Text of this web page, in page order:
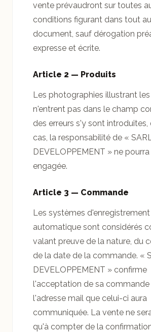
vente prévaudront sur toutes
conditions figurant dans tout
document, sauf dérogation
expresse et écrite.
Article 2 — Produits
Les photographies illustrant
n'entrent pas dans le champ
des erreurs s'y sont introduites,
cas, la responsabilité de «
DEVELOPPEMENT » ne
engagée.
Article 3 — Commande
Les systèmes d'enregistrement
automatique sont considérés
valant preuve de la nature, du
de la date de la commande. «
DEVELOPPEMENT » confirme
l'acceptation de sa commande
l'adresse mail que celui-ci aura
communiquée. La vente ne
qu'à compter de la